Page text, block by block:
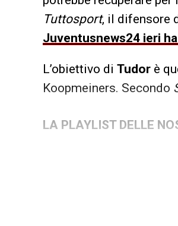
Tuttosport, il difensore
Juventusnews24 ieri
L’obiettivo di Tudor è
Koopmeiners. Secondo
LA PLAYLIST DELLE